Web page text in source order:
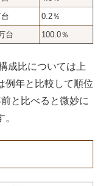
0.2％
台 100.0％
成比については上
例年と比較して順位
と比べると微妙に